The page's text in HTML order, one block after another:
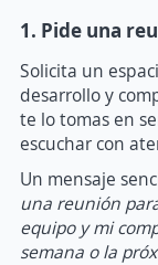
1. Pide una
Solicita un
desarrollo y
te lo tomas en
escuchar con
Un mensaje
una reunión
equipo y mi
semana o la